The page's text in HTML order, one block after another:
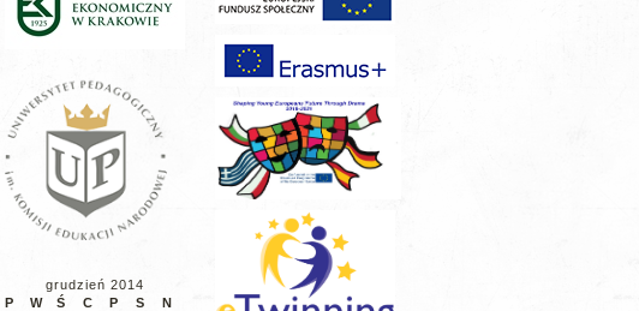
grudzień 2014
P
W Ś C P S N